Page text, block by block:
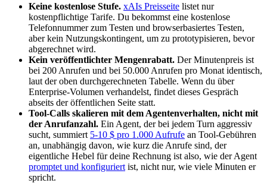
Keine kostenlose Stufe. xAIs Preisseite listet nur
kostenpflichtige Tarife. Du bekommst eine kostenlose
Telefonnummer zum Testen und browserbasiertes Testen,
aber kein Nutzungskontingent, um zu prototypisieren, bevor
abgerechnet wird.
Kein veröffentlichter Mengenrabatt. Der Minutenpreis ist
bei 200 Anrufen und bei 50.000 Anrufen pro Monat identisch,
laut der oben durchgerechneten Tabelle. Wenn du über
Enterprise-Volumen verhandelst, findet dieses Gespräch
abseits der öffentlichen Seite statt.
Tool-Calls skalieren mit dem Agentenverhalten, nicht mit
der Anrufanzahl. Ein Agent, der bei jedem Turn aggressiv
sucht, summiert 5-10 $ pro 1.000 Aufrufe an Tool-Gebühren
an, unabhängig davon, wie kurz die Anrufe sind, der
eigentliche Hebel für deine Rechnung ist also, wie der Agent
promptet und konfiguriert ist, nicht nur, wie viele Minuten er
spricht.